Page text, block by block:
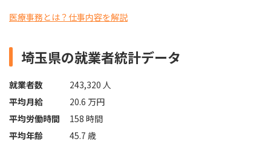
医療事務とは？仕事内容を解説
埼玉県の就業者統計データ
就業者数
243,320 人
平均月給
20.6 万円
平均労働時間
158 時間
平均年齢
45.7 歳